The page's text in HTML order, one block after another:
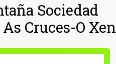
Sociedad
Cruces-O Xen